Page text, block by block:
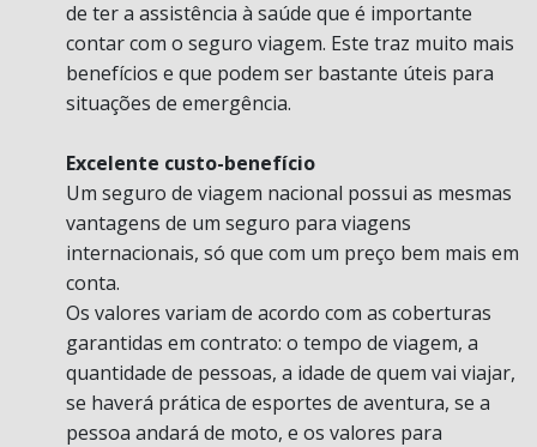
de ter a assistência à saúde que é importante
contar com o seguro viagem. Este traz muito mais
benefícios e que podem ser bastante úteis para
situações de emergência.
Excelente custo-benefício
Um seguro de viagem nacional possui as mesmas
vantagens de um seguro para viagens
internacionais, só que com um preço bem mais em
conta.
Os valores variam de acordo com as coberturas
garantidas em contrato: o tempo de viagem, a
quantidade de pessoas, a idade de quem vai viajar,
se haverá prática de esportes de aventura, se a
pessoa andará de moto, e os valores para